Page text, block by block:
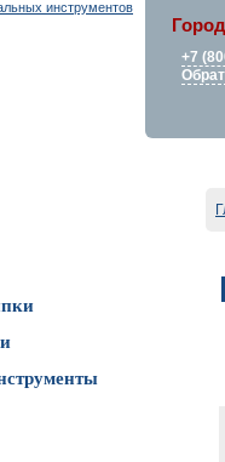
+7